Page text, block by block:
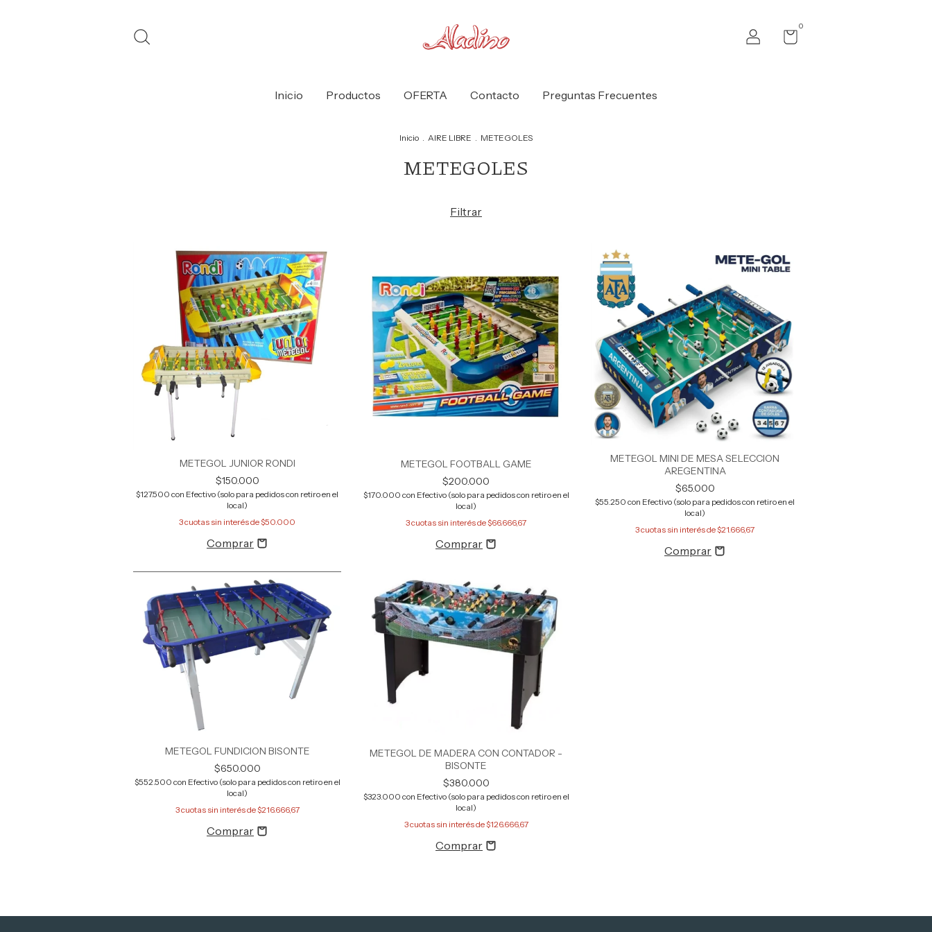
0
Inicio Productos OFERTA Contacto Preguntas Frecuentes
Inicio AIRE LIBRE METEGOLES
METEGOLES
Filtrar
METEGOL JUNIOR RONDI
$150.000
$127.500 con Efectivo (solo para pedidos con retiro en el
local)
3cuotas sin interés de$50.000
METEGOL FOOTBALL GAME
$200.000
$170.000 con Efectivo (solo para pedidos con retiro en el
local)
3cuotas sin interés de$66.666,67
METEGOL MINI DE MESA SELECCION
AREGENTINA
$65.000
$55.250 con Efectivo (solo para pedidos con retiro en el
local)
3cuotas sin interés de$21.666,67
METEGOL FUNDICION BISONTE
$650.000
$552.500 con Efectivo (solo para pedidos con retiro en el
local)
3cuotas sin interés de$216.666,67
METEGOL DE MADERA CON CONTADOR -
BISONTE
$380.000
$323.000 con Efectivo (solo para pedidos con retiro en el
local)
3cuotas sin interés de$126.666,67